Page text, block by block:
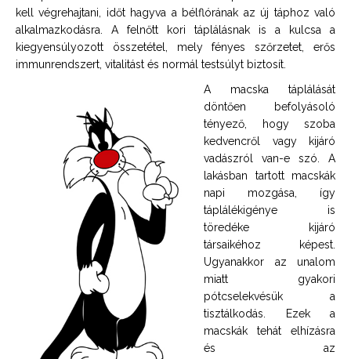
kell végrehajtani, időt hagyva a bélflórának az új táphoz való
alkalmazkodásra. A felnőtt kori táplálásnak is a kulcsa a
kiegyensúlyozott összetétel, mely fényes szőrzetet, erős
immunrendszert, vitalitást és normál testsúlyt biztosít.
A macska táplálását
döntően befolyásoló
tényező, hogy szoba
kedvencről vagy kijáró
vadászról van-e szó. A
lakásban tartott macskák
napi mozgása, így
táplálékigénye is
töredéke kijáró
társaikéhoz képest.
Ugyanakkor az unalom
miatt gyakori
pótcselekvésük a
tisztálkodás. Ezek a
macskák tehát elhízásra
és az